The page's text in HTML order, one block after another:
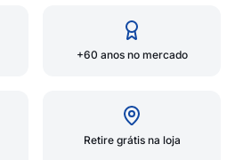
+60 anos no mercado
Retire grátis na loja